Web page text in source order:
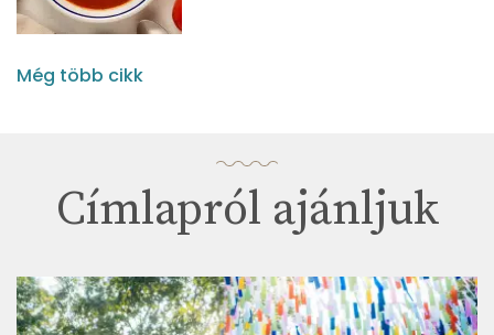
Még több cikk
Címlapról ajánljuk